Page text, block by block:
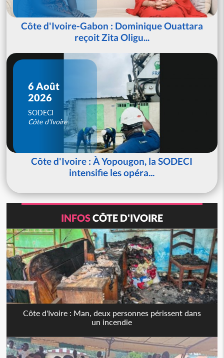
Côte d'Ivoire-Gabon : Dominique Ouattara
reçoit Zita Oligu...
6 Août
2026
SODECI
Côte d'Ivoire
Côte d'Ivoire : À Yopougon, la SODECI
intensifie les opéra...
INFOSCÔTE D'IVOIRE
Côte d'Ivoire : Man, deux personnes périssent dans
un incendie